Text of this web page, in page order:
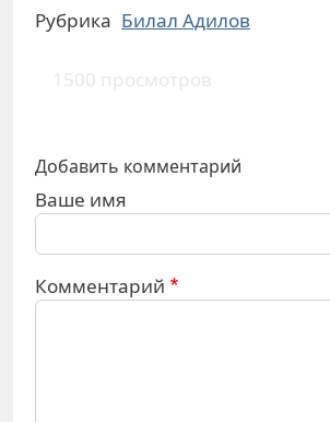
Рубрика Билал Адилов
1500 просмотров
Добавить комментарий
Ваше имя
Комментарий